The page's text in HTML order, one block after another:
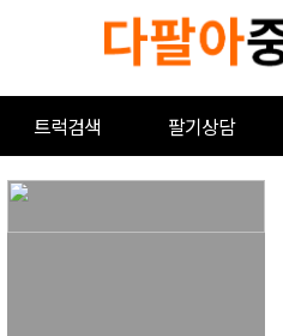
트럭검색 팔기상담